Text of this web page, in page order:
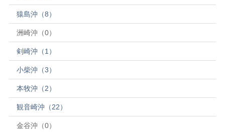
猿島沖（8）
洲崎沖（0）
剣崎沖（1）
小柴沖（3）
本牧沖（2）
観音崎沖（22）
金谷沖（0）